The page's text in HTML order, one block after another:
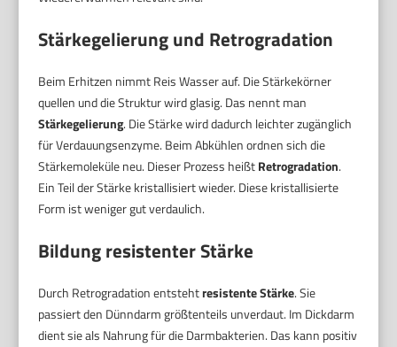
Stärkegelierung und Retrogradation
Beim Erhitzen nimmt Reis Wasser auf. Die Stärkekörner
quellen und die Struktur wird glasig. Das nennt man
Stärkegelierung. Die Stärke wird dadurch leichter zugänglich
für Verdauungsenzyme. Beim Abkühlen ordnen sich die
Stärkemoleküle neu. Dieser Prozess heißtRetrogradation.
Ein Teil der Stärke kristallisiert wieder. Diese kristallisierte
Form ist weniger gut verdaulich.
Bildung resistenter Stärke
Durch Retrogradation entstehtresistente Stärke. Sie
passiert den Dünndarm größtenteils unverdaut. Im Dickdarm
dient sie als Nahrung für die Darmbakterien. Das kann positiv